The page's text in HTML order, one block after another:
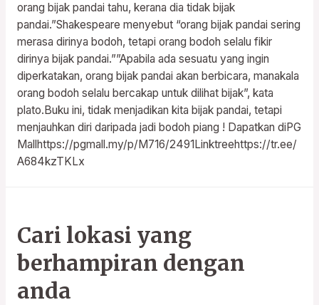
orang bijak pandai tahu, kerana dia tidak bijak
pandai.”Shakespeare menyebut “orang bijak pandai sering
merasa dirinya bodoh, tetapi orang bodoh selalu fikir
dirinya bijak pandai.””Apabila ada sesuatu yang ingin
diperkatakan, orang bijak pandai akan berbicara, manakala
orang bodoh selalu bercakap untuk dilihat bijak”, kata
plato.Buku ini, tidak menjadikan kita bijak pandai, tetapi
menjauhkan diri daripada jadi bodoh piang ! Dapatkan diPG
Mallhttps://pgmall.my/p/M716/2491Linktreehttps://tr.ee/
A684kzTKLx
Cari lokasi yang
berhampiran dengan
anda